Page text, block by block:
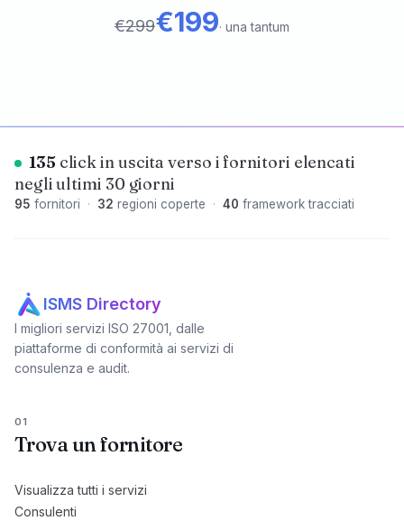
€299€199· una tantum
135 click in uscita verso i fornitori elencati
negli ultimi 30 giorni
95 fornitori · 32 regioni coperte · 40 framework tracciati
ISMS Directory
I migliori servizi ISO 27001, dalle
piattaforme di conformità ai servizi di
consulenza e audit.
01
Trova un fornitore
Visualizza tutti i servizi
Consulenti